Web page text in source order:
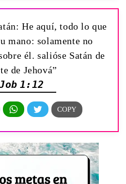
He aquí, todo lo que
mano: solamente no
él. salióse Satán de
de Jehová”
1:12